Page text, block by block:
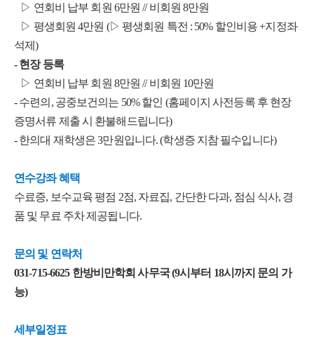
▷ 연회비 납부 회원 6만원 // 비회원 8만원
▷ 평생회원 4만원 (▷ 평생회원 특전 : 50% 할인비용 +지정좌
석제)
- 현장 등록
▷ 연회비 납부 회원 8만원 // 비회원 10만원
- 수련의, 공중보건의는 50% 할인 (홈페이지 사전등록 후 현장
증명서류 제출 시 환불해드립니다)
- 한의대 재학생은 3만원입니다. (학생증 지참 필수입니다)
연수강좌 혜택
수료증, 보수교육 평점 2점, 자료집, 간단한 다과, 점심 식사, 경
품 및 무료 주차 제공됩니다.
문의 및 연락처
031-715-6625 한방비만학회 사무국 (9시부터 18시까지 문의 가
능)
세부일정표